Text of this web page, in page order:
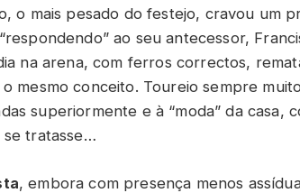
o mais pesado do festejo, cravou um
ao seu antecessor,
na arena, com ferros correctos,
mesmo conceito. Toureio sempre
superiormente e à “moda” da casa,
se tratasse…
, embora com presença menos